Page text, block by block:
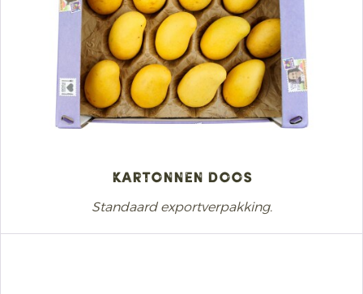
Kartonnen doos
Standaard exportverpakking.